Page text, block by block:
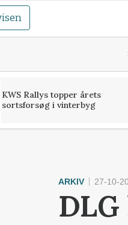
KWS Rallys topper årets
sortsforsøg i vinterbyg
ARKIV 27-10-